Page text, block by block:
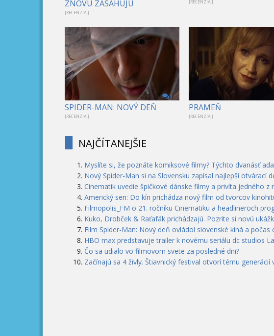
ZNOVU ZASAHUJÚ
[RECENZIA ]
[RECENZIA ]
1
SPIDER-MAN: NOVÝ DEŇ
[RECENZIA ]
PRAMEŇ
[RECENZIA ]
NAJČÍTANEJŠIE
Myslíte si, že poznáte komiksové filmy? Týchto dvanásť
Nový Spider-Man si na Slovensku zapísal najlepší otvárací
Cinematik uvedie špičkové dánske filmy a privíta jedného z
Americký sen: Do kín prichádza nový film od tvorcov
Filmopolis_FM o 21. ročníku Cinematiku a headlineroch
Kuko, Drobček & Raťafák prichádzajú. Pozrite si novú
Film Spider-Man: Nový deň ovládol slovenské kiná a počas
HBO max predstavuje trailer k novému seriálu dc studios
Čo sa udialo vo filmovom svete za posledné dni?
Začínajú sa 4 živly. Štiavnický festival otvorí tému generácií